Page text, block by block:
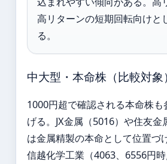
高リターンの短期回転向けと
る。
中大型・本命株（比較対象
1000円超で確認される本命株
げる。JX金属（5016）や住友金
は金属精製の本命として位置づ
信越化学工業（4063、6556円時